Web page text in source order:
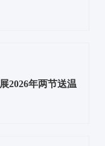
2026年两节送温